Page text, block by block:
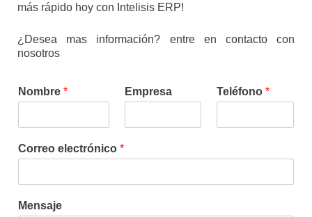
más rápido hoy con Intelisis ERP!
¿Desea mas información? entre en contacto con
nosotros
Nombre * Empresa Teléfono*
Correo electrónico *
Mensaje